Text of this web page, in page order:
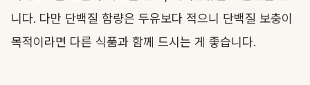
니다. 다만 단백질 함량은 두유보다 적으니 단백질 보충이
목적이라면 다른 식품과 함께 드시는 게 좋습니다.